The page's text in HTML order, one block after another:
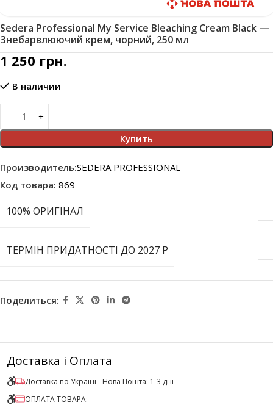
Sedera Professional My Service Bleaching Cream Black —
Знебарвлюючий крем, чорний, 250 мл
1 250 грн.
В наличии
Купить
Производитель:SEDERA PROFESSIONAL
Код товара: 869
100% ОРИГІНАЛ
ТЕРМІН ПРИДАТНОСТІ ДО 2027 Р
Поделиться:
Доставка і Оплата
Доставка по Українї - Нова Пошта: 1-3 дні
ОПЛАТА ТОВАРА: